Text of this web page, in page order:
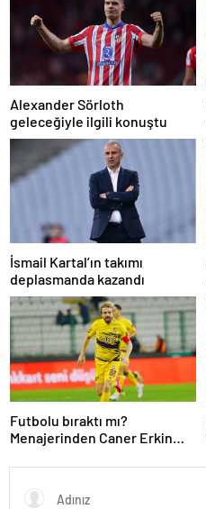
Alexander Sörloth
geleceğiyle ilgili konuştu
İsmail Kartal’ın takımı
deplasmanda kazandı
Futbolu bıraktı mı?
Menajerinden Caner Erkin